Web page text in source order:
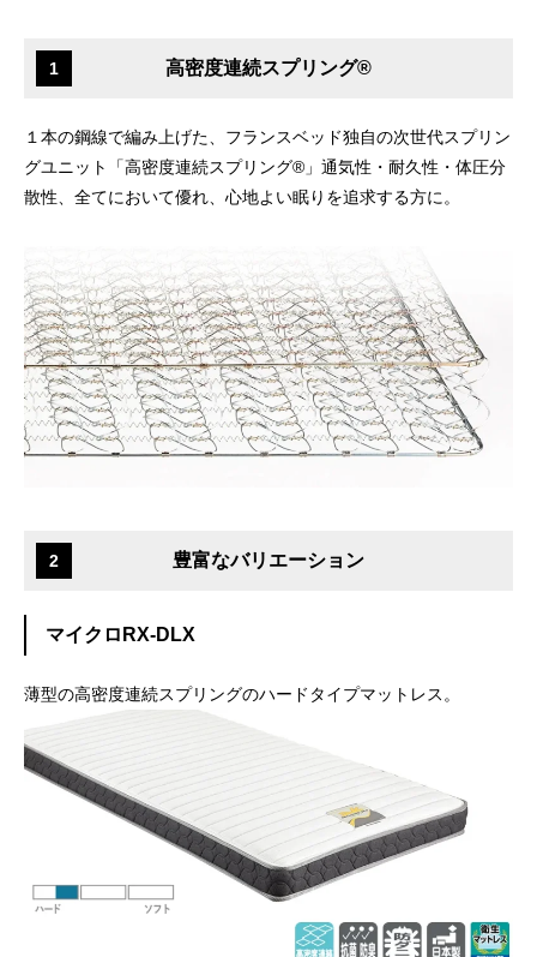
1 高密度連続スプリング®
１本の鋼線で編み上げた、フランスベッド独自の次世代スプリン
グユニット「高密度連続スプリング®」通気性・耐久性・体圧分
散性、全てにおいて優れ、心地よい眠りを追求する方に。
2 豊富なバリエーション
マイクロRX-DLX
薄型の高密度連続スプリングのハードタイプマットレス。